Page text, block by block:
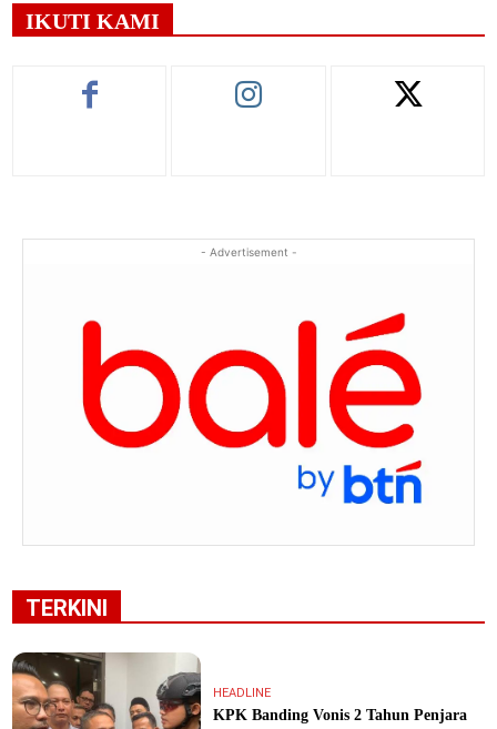
IKUTI KAMI
- Advertisement -
TERKINI
HEADLINE
KPK Banding Vonis 2 Tahun Penjara